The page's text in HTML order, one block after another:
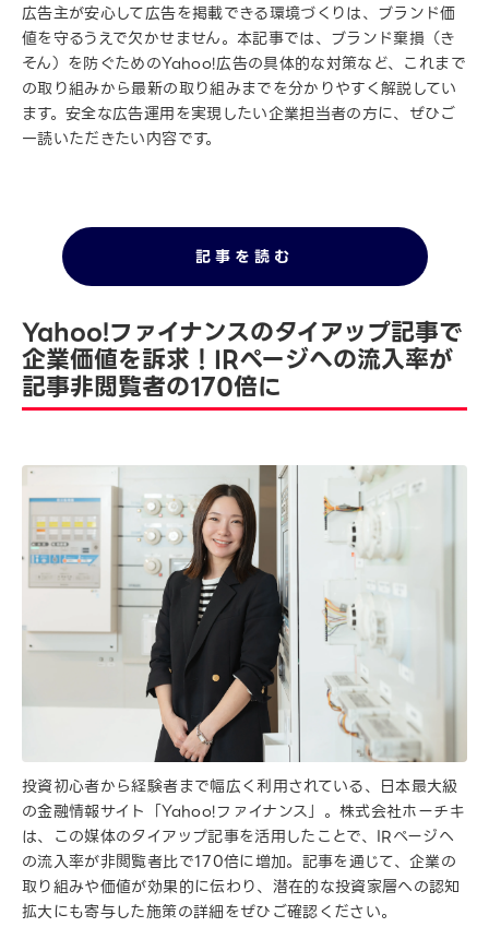
広告主が安心して広告を掲載できる環境づくりは、ブランド価
値を守るうえで欠かせません。本記事では、ブランド棄損（き
そん）を防ぐためのYahoo!広告の具体的な対策など、これまで
の取り組みから最新の取り組みまでを分かりやすく解説してい
ます。安全な広告運用を実現したい企業担当者の方に、ぜひご
一読いただきたい内容です。
記事を読む
Yahoo!ファイナンスのタイアップ記事で
企業価値を訴求！IRページへの流入率が
記事非閲覧者の170倍に
投資初心者から経験者まで幅広く利用されている、日本最大級
の金融情報サイト「Yahoo!ファイナンス」。株式会社ホーチキ
は、この媒体のタイアップ記事を活用したことで、IRページへ
の流入率が非閲覧者比で170倍に増加。記事を通じて、企業の
取り組みや価値が効果的に伝わり、潜在的な投資家層への認知
拡大にも寄与した施策の詳細をぜひご確認ください。